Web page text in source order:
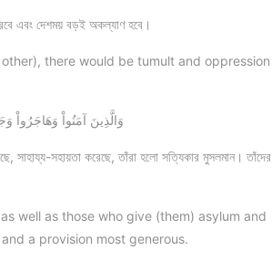
এবং দেশময় বড়ই অকল্যাণ হবে।
there would be tumult and oppression
(74 وَالَّذِينَ آمَنُواْ
সাহায্য-সহায়তা করেছে, তাঁরা হলো সত্যিকার মুসলমান। তাঁদের
well as those who give (them) asylum and
a provision most generous.